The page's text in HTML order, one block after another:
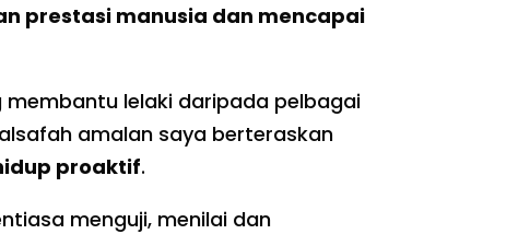
prestasi manusia dan mencapai
membantu lelaki daripada pelbagai
amalan saya berteraskan
proaktif.
menguji, menilai dan